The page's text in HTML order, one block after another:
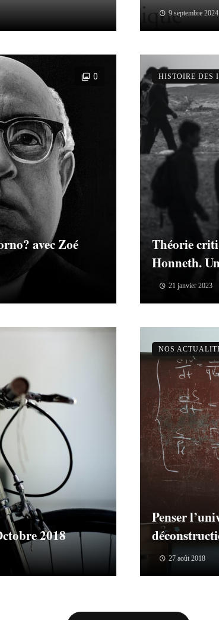
9 septembre 2024
0
avec Zoé
Théorie
Honneth.
21 janvier 2023
HISTOIRE DES
2018
Penser
27 août 2018
NOS